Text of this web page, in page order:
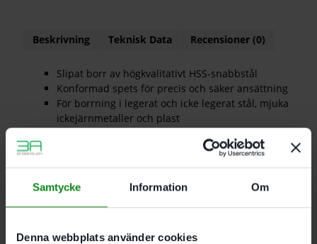
Samtycke Information Om
Denna webbplats använder cookies
Beskrivning Teknisk Data Recensioner (0)
Slipat borr av högkvalitativt HSS-snabbstål
Konformad spets för precis och säker ansättning
För borrning i legerat och icke legerat stål, mjuka
ickejärnmetaller och plast
Diameter 8 mm
Längd 115 mm
Spirallängd 75 mm